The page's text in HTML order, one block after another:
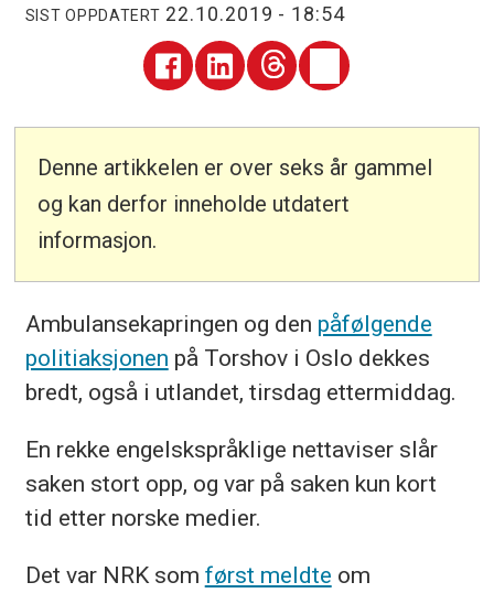
SIST OPPDATERT 22.10.2019 - 18:54
Denne artikkelen er over seks år gammel
og kan derfor inneholde utdatert
informasjon.
Ambulansekapringen og den påfølgende
politiaksjonen på Torshov i Oslo dekkes
bredt, også i utlandet, tirsdag ettermiddag.
En rekke engelskspråklige nettaviser slår
saken stort opp, og var på saken kun kort
tid etter norske medier.
Det var NRK som først meldte om